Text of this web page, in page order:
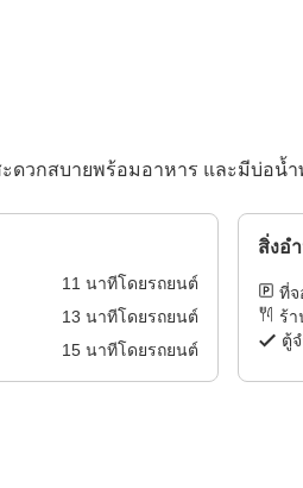
วกสบายพร้อมอาหาร และมีบ่อน้ำ
11 นาทีโดยรถยนต์
13 นาทีโดยรถยนต์
15นาทีโดยรถยนต์
สิ่งอ
ที่จ
ร้า
ตู้